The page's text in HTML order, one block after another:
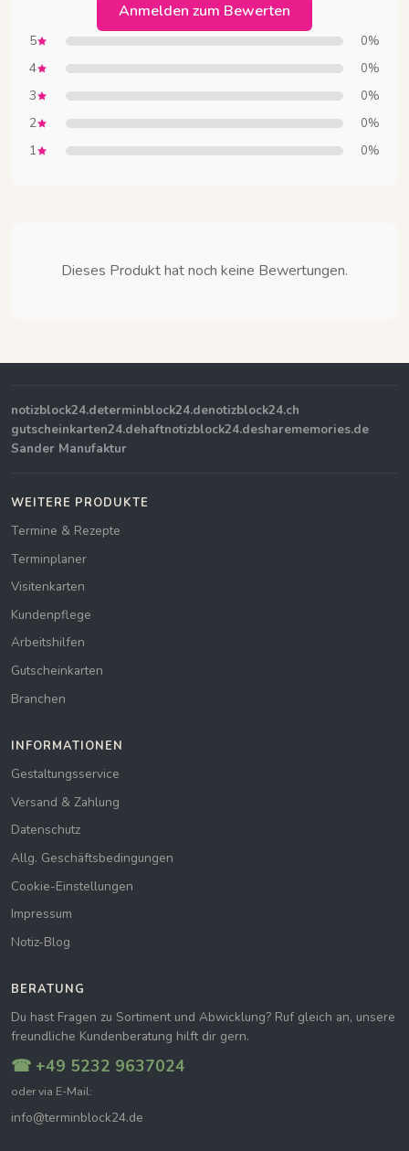
Anmelden zum Bewerten
5 0%
4 0%
3 0%
2 0%
1 0%
Dieses Produkt hat noch keine Bewertungen.
notizblock24.determinblock24.denotizblock24.ch
gutscheinkarten24.dehaftnotizblock24.desharememories.de
Sander Manufaktur
WEITERE PRODUKTE
Termine & Rezepte
Terminplaner
Visitenkarten
Kundenpflege
Arbeitshilfen
Gutscheinkarten
Branchen
INFORMATIONEN
Gestaltungsservice
Versand & Zahlung
Datenschutz
Allg. Geschäftsbedingungen
Cookie-Einstellungen
Impressum
Notiz-Blog
BERATUNG
Du hast Fragen zu Sortiment und Abwicklung? Ruf gleich an, unsere
freundliche Kundenberatung hilft dir gern.
☎ +49 5232 9637024
oder via E-Mail:
info@terminblock24.de